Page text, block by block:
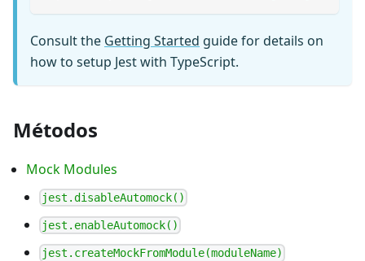
Consult the Getting Started guide for details on
how to setup Jest with TypeScript.
Métodos
Mock Modules
jest.disableAutomock()
jest.enableAutomock()
jest.createMockFromModule(moduleName)